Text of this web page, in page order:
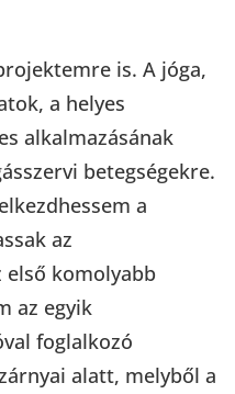
is. A jóga,
a helyes
alkalmazásának
betegségekre.
a
az
első komolyabb
az egyik
foglalkozó
alatt, melyből a